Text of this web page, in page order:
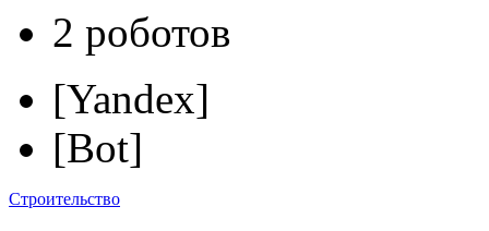
2 роботов
[Yandex]
[Bot]
Строительство